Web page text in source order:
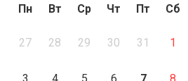
Пн Вт Ср Чт Пт Сб
27 28 29 30 31 1